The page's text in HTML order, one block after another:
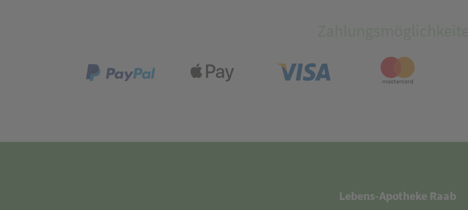
Lebens-Apotheke Raab